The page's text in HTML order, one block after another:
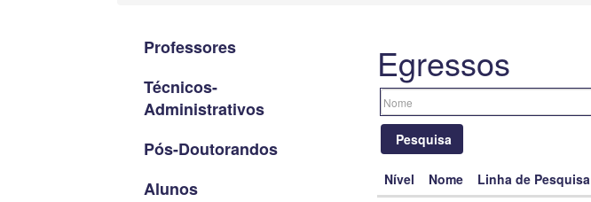
Professores
Técnicos-
Administrativos
Pós-Doutorandos
Alunos
Egressos
Pesquisa
Nível Nome Linha de Pesquisa